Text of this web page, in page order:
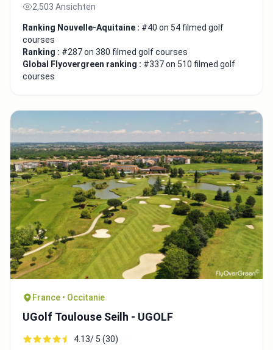
2,503 Ansichten
Ranking Nouvelle-Aquitaine : #40 on 54 filmed golf
courses
Ranking : #287 on 380 filmed golf courses
Global Flyovergreen ranking : #337 on 510 filmed golf
courses
France • Occitanie
UGolf Toulouse Seilh - UGOLF
4.13/ 5 (30)